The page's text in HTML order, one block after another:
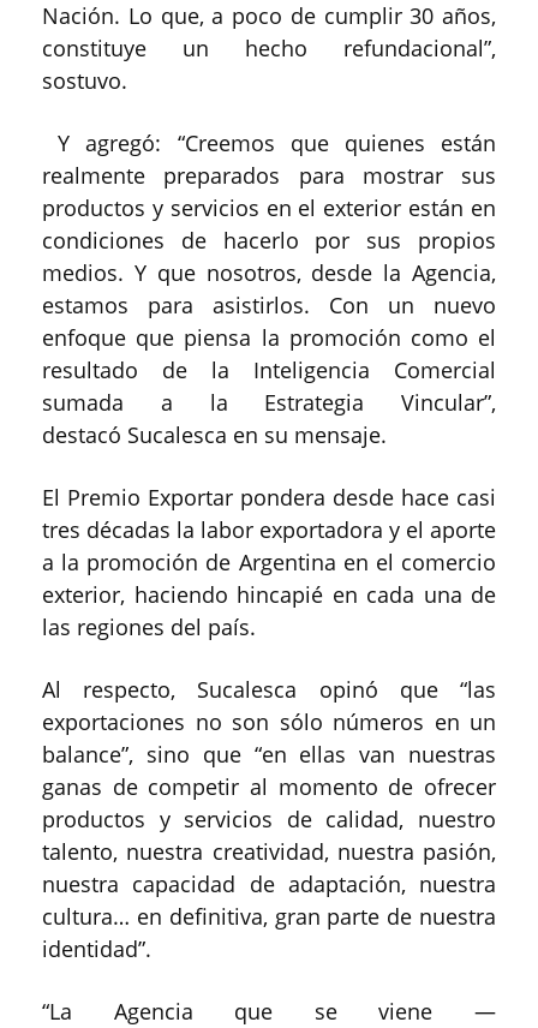
Nación. Lo que, a poco de cumplir 30 años,
constituye un hecho refundacional”,
sostuvo.
Y agregó: “Creemos que quienes están
realmente preparados para mostrar sus
productos y servicios en el exterior están en
condiciones de hacerlo por sus propios
medios. Y que nosotros, desde la Agencia,
estamos para asistirlos. Con un nuevo
enfoque que piensa la promoción como el
resultado de la Inteligencia Comercial
sumada a la Estrategia Vincular”,
destacó Sucalesca en su mensaje.
El Premio Exportar pondera desde hace casi
tres décadas la labor exportadora y el aporte
a la promoción de Argentina en el comercio
exterior, haciendo hincapié en cada una de
las regiones del país.
Al respecto, Sucalesca opinó que “las
exportaciones no son sólo números en un
balance”, sino que “en ellas van nuestras
ganas de competir al momento de ofrecer
productos y servicios de calidad, nuestro
talento, nuestra creatividad, nuestra pasión,
nuestra capacidad de adaptación, nuestra
cultura… en definitiva, gran parte de nuestra
identidad”.
“La Agencia que se viene —